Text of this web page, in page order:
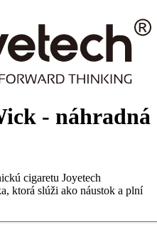
- náhradná
cigaretu Joyetech
ktorá slúži ako náustok a plní